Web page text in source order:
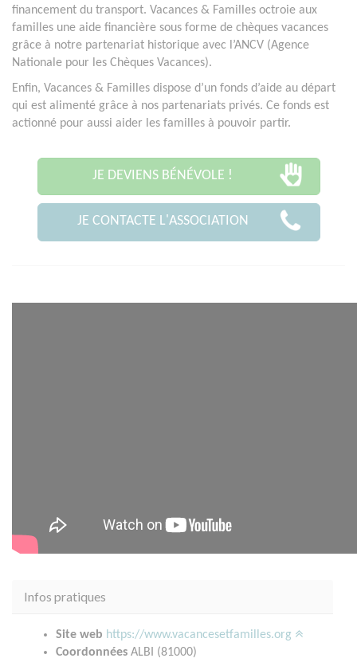
financement du transport. Vacances & Familles octroie aux
familles une aide financière sous forme de chèques vacances
grâce à notre partenariat historique avec l’ANCV (Agence
Nationale pour les Chèques Vacances).
Enfin, Vacances & Familles dispose d’un fonds d’aide au départ
qui est alimenté grâce à nos partenariats privés. Ce fonds est
actionné pour aussi aider les familles à pouvoir partir.
JE DEVIENS BÉNÉVOLE !
JE CONTACTE L'ASSOCIATION
Infos pratiques
Site web https://www.vacancesetfamilles.org
Coordonnées ALBI (81000)